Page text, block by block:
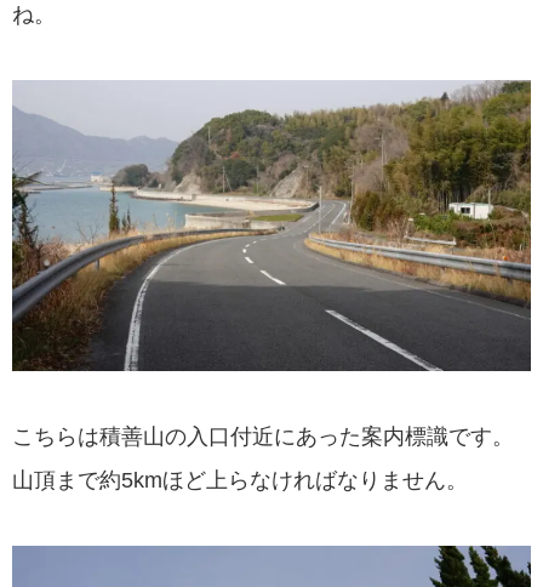
ね。
こちらは積善山の入口付近にあった案内標識です。
山頂まで約5kmほど上らなければなりません。